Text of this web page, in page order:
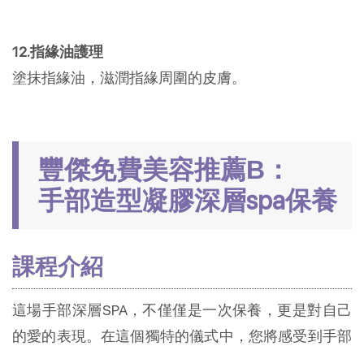
12.指緣油護理
塗抹指緣油，滋潤指緣周圍的皮膚。
豐傑免費美容推薦B：
手部造型凝膠深層spa保養
課程介紹
這場手部深層SPA，不僅僅是一次保養，更是對自己
的愛的表現。在這個獨特的儀式中，您將感受到手部